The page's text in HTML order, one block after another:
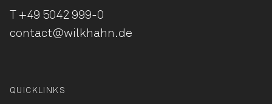
+49 5042 999-0
contact@wilkhahn.de
QUICKLINKS